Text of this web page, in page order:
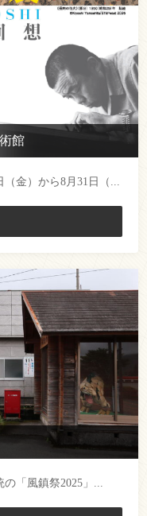
館
金）から8月31日（...
「風鎮祭2025」...